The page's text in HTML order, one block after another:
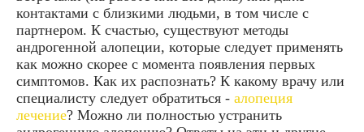
контактами с близкими людьми, в том числе с
партнером. К счастью, существуют методы
андрогенной алопеции, которые следует применять
как можно скорее с момента появления первых
симптомов. Как их распознать? К какому врачу или
специалисту следует обратиться - алопеция
лечение? Можно ли полностью устранить